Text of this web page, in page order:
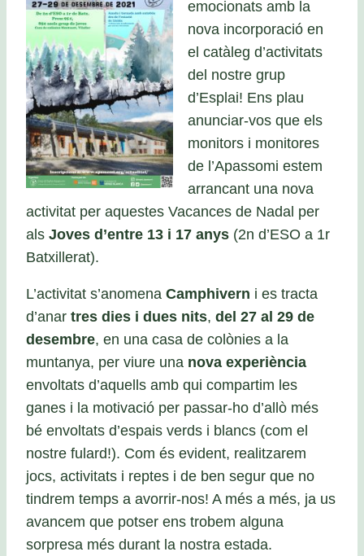
emocionats amb la
nova incorporació en
el catàleg d’activitats
del nostre grup
d’Esplai! Ens plau
anunciar-vos que els
monitors i monitores
de l’Apassomi estem
arrancant una nova
activitat per aquestes Vacances de Nadal per
als Joves d’entre 13 i 17 anys (2n d’ESO a 1r
Batxillerat).
L’activitat s’anomena Camphivern i es tracta
d’anar tres dies i dues nits, del 27 al 29 de
desembre, en una casa de colònies a la
muntanya, per viure una nova experiència
envoltats d’aquells amb qui compartim les
ganes i la motivació per passar-ho d’allò més
bé envoltats d’espais verds i blancs (com el
nostre fulard!). Com és evident, realitzarem
jocs, activitats i reptes i de ben segur que no
tindrem temps a avorrir-nos! A més a més, ja us
avancem que potser ens trobem alguna
sorpresa més durant la nostra estada.